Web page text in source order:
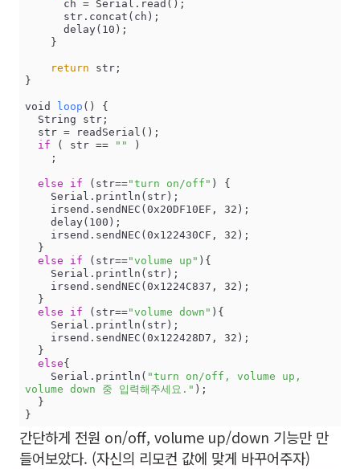
return str;
}
void loop () {
if ( str == "" )
else if (str=="turn on/off" ) {
else
if (str=="volume up" ){
else
if (str=="volume down" ){
else{
    Serial.println(
"turn on/off, volume up,
volume down 중 입력해주세요." );
}
간단하게 전원 on/off, volume up/down 기능만 만
들어보았다. (자신의 리모컨 값에 맞게 바꾸어주자)